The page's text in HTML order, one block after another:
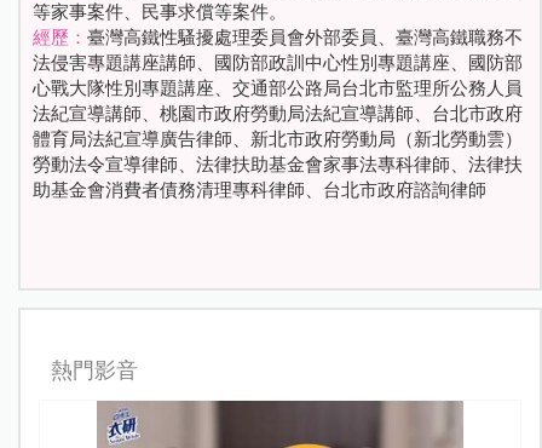
等家事案件、民事求償等案件。
經歷： 臺灣高鐵性騷擾處理委員會外部委員、臺灣高鐵職務不
法侵害專題講座講師、國防部政訓中心性別專題講座、國防部
心戰大隊性別專題講座、交通部公路局台北市監理所公務人員
法紀宣導講師、桃園市政府勞動局法紀宣導講師、台北市政府
體育局法紀宣導廣告律師、新北市政府勞動局（新北勞動雲）
勞動法令宣導律師、法律扶助基金會家事法專科律師、法律扶
助基金會消費者債務清理專科律師、台北市政府諮詢律師
熱門影音